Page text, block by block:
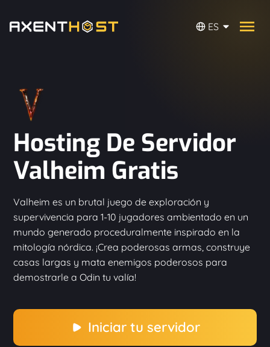
ES
Hosting De Servidor
Valheim Gratis
Valheim es un brutal juego de exploración y
supervivencia para 1-10 jugadores ambientado en un
mundo generado proceduralmente inspirado en la
mitología nórdica. ¡Crea poderosas armas, construye
casas largas y mata enemigos poderosos para
demostrarle a Odin tu valía!
Iniciar tu servidor